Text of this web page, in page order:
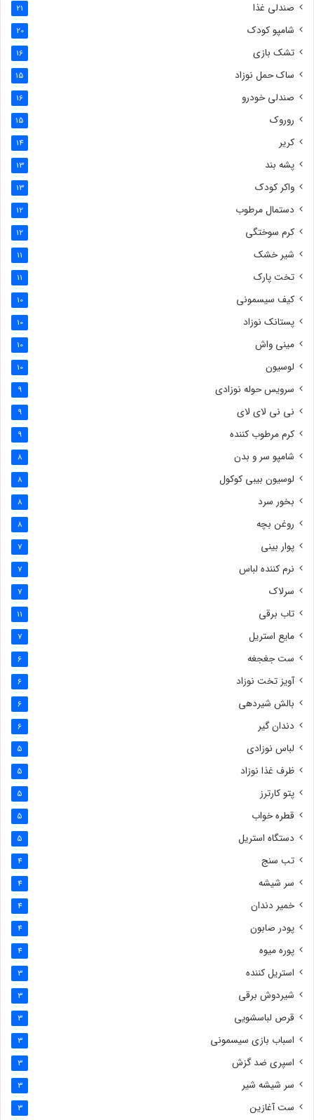
صندلی غذا 21
شامپو کودک 20
تشک بازی 16
ساک حمل نوزاد 15
صندلی خودرو 16
روروک 15
کریر 14
پشه بند 13
واکر کودک 13
دستمال مرطوب 12
کرم سوختگی 12
شیر خشک 11
تخت پارک 11
کیف سیسمونی 10
پستانک نوزاد 10
مینی واش 10
لوسیون 10
سرویس حوله نوزادی 9
نی نی لای لای 9
کرم مرطوب کننده 9
شامپو سر و بدن 8
لوسیون بیبی کوکول 8
بخور سرد 8
روغن بچه 8
پوار بینی 7
نرم کننده لباس 7
سرلاک 7
تاب برقی 11
مایع استریل 7
ست جغجغه 6
آویز تخت نوزاد 6
بالش شیردهی 6
دندان گیر 6
لباس نوزادی 5
ظرف غذا نوزاد 5
پتو کارترز 5
قطره خواب 5
دستگاه استریل 5
تب سنج 4
سر شیشه 4
خمیر دندان 4
پودر صابون 4
پوره میوه 4
استریل کننده 3
شیردوش برقی 3
قرص لباسشویی 3
اسباب بازی سیسمونی 3
اسپری ضد گزش 3
سر شیشه شیر 3
ست آغازین 3